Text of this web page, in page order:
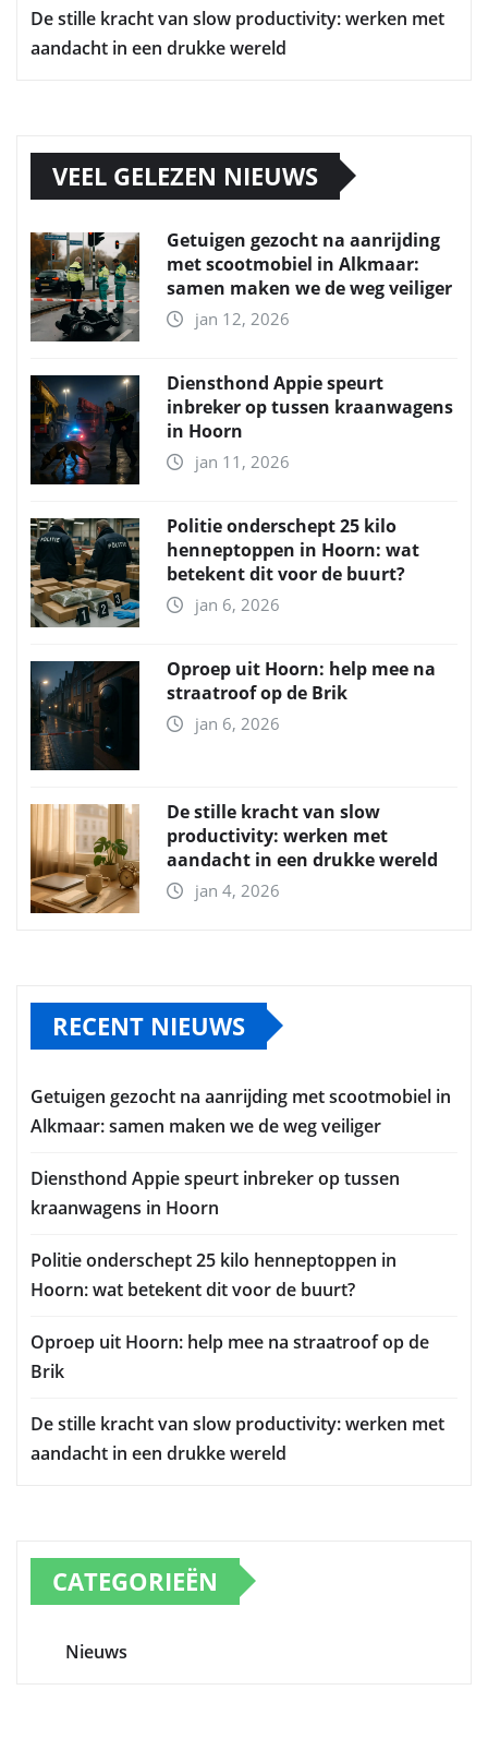
De stille kracht van slow productivity: werken met
aandacht in een drukke wereld
VEEL GELEZEN NIEUWS
Getuigen gezocht na aanrijding
met scootmobiel in Alkmaar:
samen maken we de weg veiliger
jan 12, 2026
Diensthond Appie speurt
inbreker op tussen kraanwagens
in Hoorn
jan 11, 2026
Politie onderschept 25 kilo
henneptoppen in Hoorn: wat
betekent dit voor de buurt?
jan 6, 2026
Oproep uit Hoorn: help mee na
straatroof op de Brik
jan 6, 2026
De stille kracht van slow
productivity: werken met
aandacht in een drukke wereld
jan 4, 2026
RECENT NIEUWS
Getuigen gezocht na aanrijding met scootmobiel in
Alkmaar: samen maken we de weg veiliger
Diensthond Appie speurt inbreker op tussen
kraanwagens in Hoorn
Politie onderschept 25 kilo henneptoppen in
Hoorn: wat betekent dit voor de buurt?
Oproep uit Hoorn: help mee na straatroof op de
Brik
De stille kracht van slow productivity: werken met
aandacht in een drukke wereld
CATEGORIEËN
Nieuws